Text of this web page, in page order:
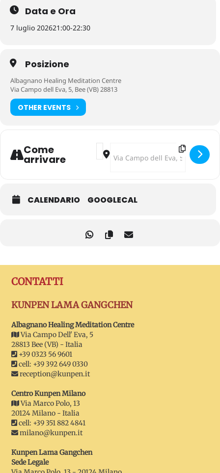
Data e Ora
7 luglio 202621:00-22:30
Posizione
Albagnano Healing Meditation Centre
Via Campo dell Eva, 5, Bee (VB) 28813
OTHER EVENTS
Come
arrivare
Address - Musica e Spiritualità –
Destination Address - Musica
CALENDARIO GOOGLECAL
CONTATTI
KUNPEN LAMA GANGCHEN
Albagnano Healing Meditation Centre
Via Campo Dell' Eva, 5
28813 Bee (VB) - Italia
+39 0323 56 9601
cell: +39 392 649 0330
reception@kunpen.it
Centro Kunpen Milano
Via Marco Polo, 13
20124 Milano - Italia
cell: +39 351 882 4841
milano@kunpen.it
Kunpen Lama Gangchen
Sede Legale